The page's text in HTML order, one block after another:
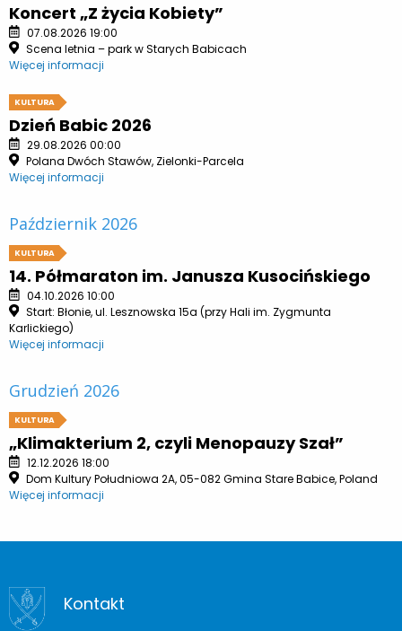
Koncert „Z życia Kobiety”
07.08.2026 19:00
Scena letnia – park w Starych Babicach
Więcej informacji
KULTURA
Dzień Babic 2026
29.08.2026 00:00
Polana Dwóch Stawów, Zielonki-Parcela
Więcej informacji
Październik 2026
KULTURA
14. Półmaraton im. Janusza Kusocińskiego
04.10.2026 10:00
Start: Błonie, ul. Lesznowska 15a (przy Hali im. Zygmunta
Karlickiego)
Więcej informacji
Grudzień 2026
KULTURA
„Klimakterium 2, czyli Menopauzy Szał”
12.12.2026 18:00
Dom Kultury Południowa 2A, 05-082 Gmina Stare Babice, Poland
Więcej informacji
Kontakt